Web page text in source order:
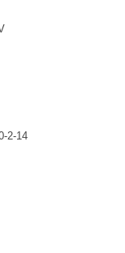
2-14